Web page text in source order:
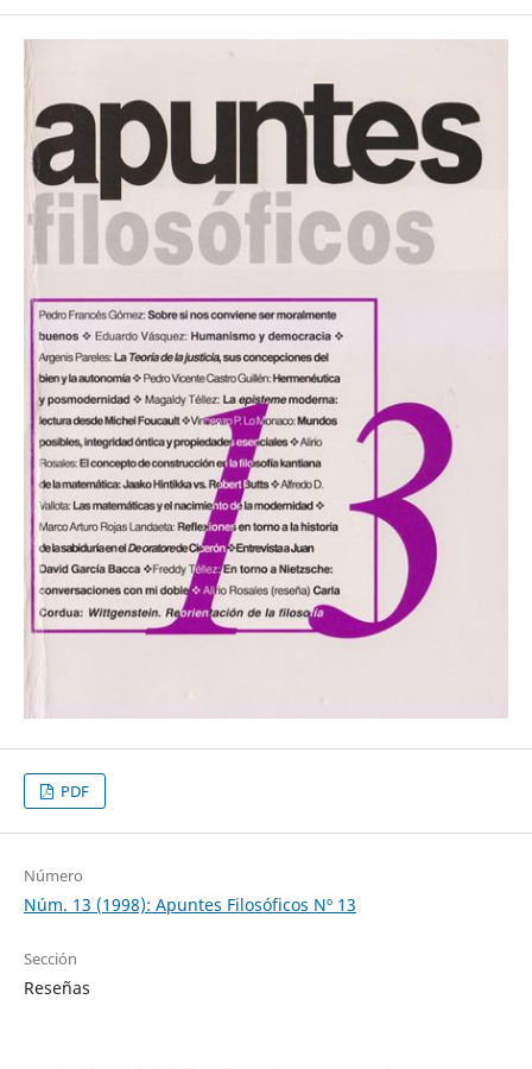
PDF
Número
Núm. 13 (1998): Apuntes Filosóficos Nº 13
Sección
Reseñas